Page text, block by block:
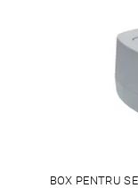
BOX PENTRU